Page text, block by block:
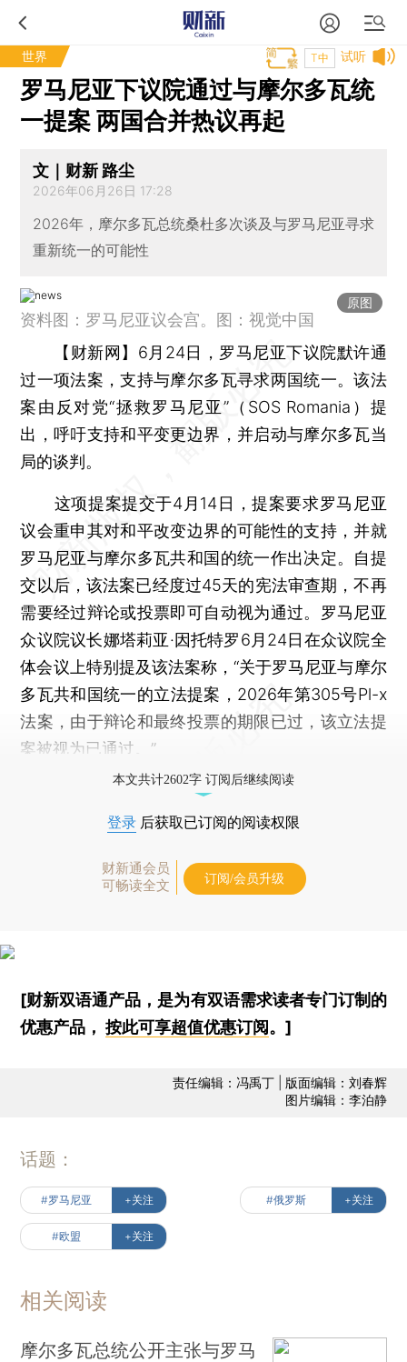
世界 试听
T中
罗马尼亚下议院通过与摩尔多瓦统
一提案 两国合并热议再起
文｜财新 路尘
2026年06月26日 17:28
2026年，摩尔多瓦总统桑杜多次谈及与罗马尼亚寻求
重新统一的可能性
原图
资料图：罗马尼亚议会宫。图：视觉中国
【财新网】 6月24日，罗马尼亚下议院默许通
过一项法案，支持与摩尔多瓦寻求两国统一。该法
案由反对党“拯救罗马尼亚”（SOS Romania）提
出，呼吁支持和平变更边界，并启动与摩尔多瓦当
局的谈判。
这项提案提交于4月14日，提案要求罗马尼亚
议会重申其对和平改变边界的可能性的支持，并就
罗马尼亚与摩尔多瓦共和国的统一作出决定。自提
交以后，该法案已经度过45天的宪法审查期，不再
需要经过辩论或投票即可自动视为通过。罗马尼亚
众议院议长娜塔莉亚·因托特罗6月24日在众议院全
体会议上特别提及该法案称，“关于罗马尼亚与摩尔
多瓦共和国统一的立法提案，2026年第305号Pl-x
法案，由于辩论和最终投票的期限已过，该立法提
案被视为已通过。”
本文共计2602字 订阅后继续阅读
登录 后获取已订阅的阅读权限
财新通会员
可畅读全文
订阅/会员升级
[财新双语通产品，是为有双语需求读者专门订制的
优惠产品，按此可享超值优惠订阅 。]
责任编辑：冯禹丁 | 版面编辑：刘春辉
图片编辑：李泊静
话题：
#罗马尼亚 +关注 #俄罗斯 +关注
#欧盟 +关注
相关阅读
摩尔多瓦总统公开主张与罗马